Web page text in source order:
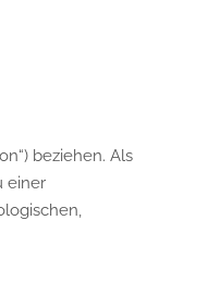
beziehen. Als
einer